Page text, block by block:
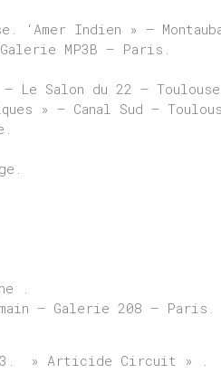
‘Amer Indien » –
MP3B – Paris.
Le Salon du 22 – Toulouse.
» – Canal Sud –
.
– Galerie 208 – Paris.
» Articide Circuit » .